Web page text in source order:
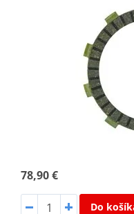
78,90 €
Do